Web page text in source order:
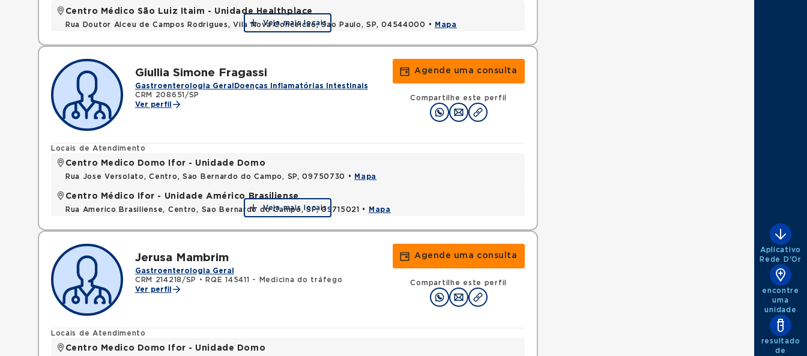
Centro Médico São Luiz Itaim - Unidade Healthplace
Rua Doutor Alceu de Campos Rodrigues, Vila Nova Conceicao, Sao Paulo, SP, 04544000 • Mapa
Veja mais locais
Giullia Simone Fragassi
Gastroenterologia Geral Doenças Inflamatórias Intestinais
CRM 208651/SP
Ver perfil
Agende uma consulta
Compartilhe este perfil
Locais de Atendimento
Centro Medico Domo Ifor - Unidade Domo
Rua Jose Versolato, Centro, Sao Bernardo do Campo, SP, 09750730 • Mapa
Centro Médico Ifor - Unidade Américo Brasiliense
Rua Americo Brasiliense, Centro, Sao Bernardo do Campo, SP, 09715021 • Mapa
Veja mais locais
Jerusa Mambrim
Gastroenterologia Geral
CRM 214218/SP
•
RQE 145411 - Medicina do tráfego
Ver perfil
Agende uma consulta
Compartilhe este perfil
Locais de Atendimento
Centro Medico Domo Ifor - Unidade Domo
Aplicativo
Rede D'Or
encontre
uma
unidade
resultado
de